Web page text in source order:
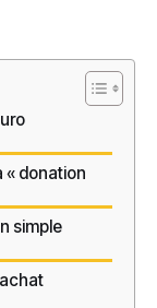
« donation
simple